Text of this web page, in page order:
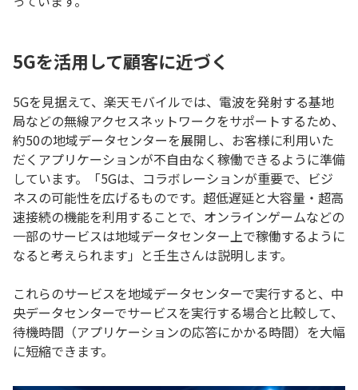
5Gを活用して顧客に近づく
5Gを見据えて、楽天モバイルでは、電波を発射する基地
局などの無線アクセスネットワークをサポートするため、
約50の地域データセンターを展開し、お客様に利用いた
だくアプリケーションが不自由なく稼働できるように準備
しています。「5Gは、コラボレーションが重要で、ビジ
ネスの可能性を広げるものです。超低遅延と大容量・超高
速接続の機能を利用することで、オンラインゲームなどの
一部のサービスは地域データセンター上で稼働するように
なると考えられます」と壬生さんは説明します。
これらのサービスを地域データセンターで実行すると、中
央データセンターでサービスを実行する場合と比較して、
待機時間（アプリケーションの応答にかかる時間）を大幅
に短縮できます。